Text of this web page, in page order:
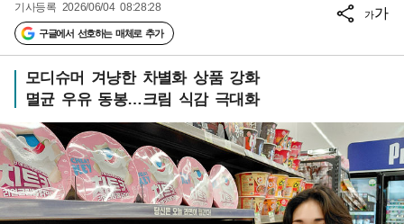
기사등록 2026/06/04 08:28:28
구글에서 선호하는 매체로 추가
가가
모디슈머 겨냥한 차별화 상품 강화
멸균 우유 동봉…크림 식감 극대화